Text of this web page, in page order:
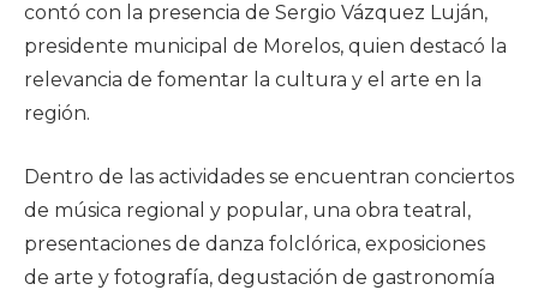
contó con la presencia de Sergio Vázquez Luján,
presidente municipal de Morelos, quien destacó la
relevancia de fomentar la cultura y el arte en la
región.
Dentro de las actividades se encuentran conciertos
de música regional y popular, una obra teatral,
presentaciones de danza folclórica, exposiciones
de arte y fotografía, degustación de gastronomía